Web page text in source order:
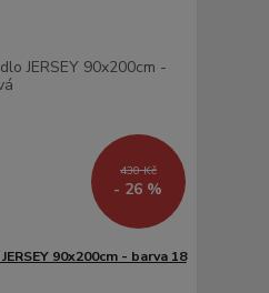
430 Kč
- 26 %
90x200cm - barva 18